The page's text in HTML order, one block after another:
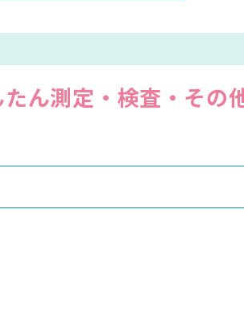
ん測定・検査・その